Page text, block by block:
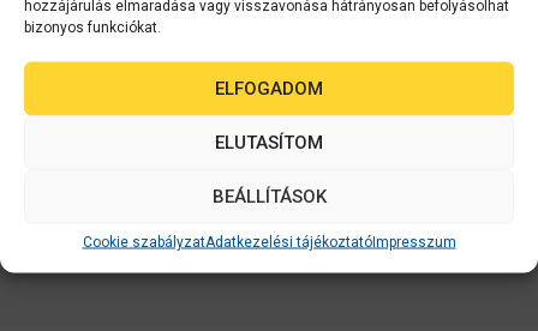
hozzájárulás elmaradása vagy visszavonása hátrányosan befolyásolhat
bizonyos funkciókat.
ELFOGADOM
ELUTASÍTOM
BEÁLLÍTÁSOK
Cookie szabályzatAdatkezelési tájékoztatóImpresszum
is…
Szeretné megtalálni az ön ideális nyomtatóját? Töltse
ki felmérésünket